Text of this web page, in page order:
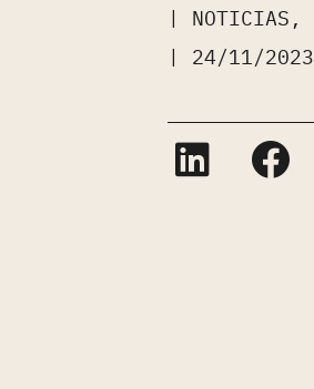
| NOTICIAS ,
|
24/11/2023